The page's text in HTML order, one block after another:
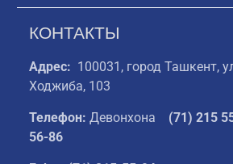
КОНТАКТЫ
Адрес: 100031, город Ташкент,
Ходжиба, 103
Телефон: Девонхона (71) 215
56-86